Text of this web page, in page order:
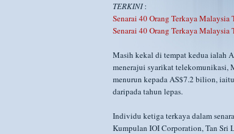
TERKINI:
Senarai 40 Orang Terkaya Malaysia
Senarai 40 Orang Terkaya Malaysia
Masih kekal di tempat kedua ialah
menerajui syarikat telekomunikasi,
menurun kepada AS$7.2 bilion,
daripada tahun lepas.
Individu ketiga terkaya dalam
Kumpulan IOI Corporation, Tan Sri